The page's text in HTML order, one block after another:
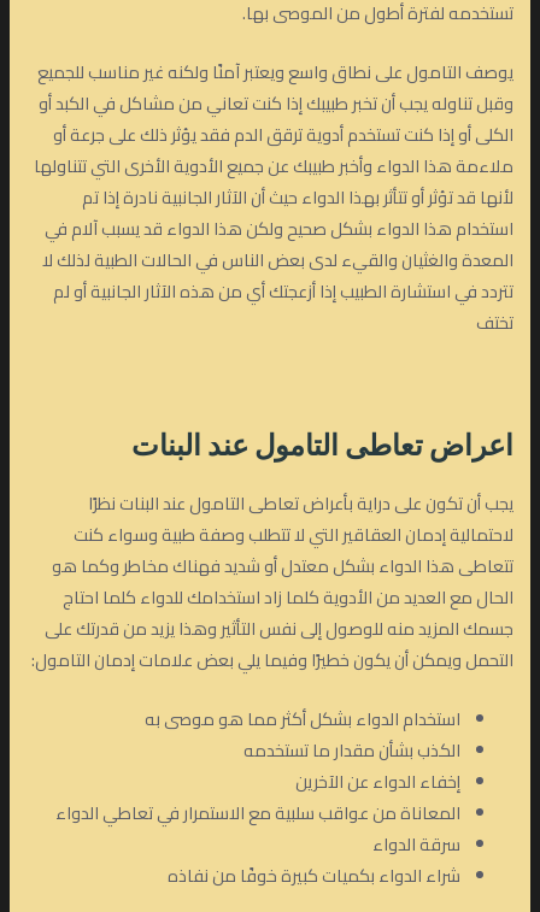
تستخدمه لفترة أطول من الموصى بها.
يوصف التامول على نطاق واسع ويعتبر آمنًا ولكنه غير مناسب للجميع
وقبل تناوله يجب أن تخبر طبيبك إذا كنت تعاني من مشاكل في الكبد أو
الكلى أو إذا كنت تستخدم أدوية ترقق الدم فقد يؤثر ذلك على جرعة أو
ملاءمة هذا الدواء وأخبر طبيبك عن جميع الأدوية الأخرى التي تتناولها
لأنها قد تؤثر أو تتأثر بهذا الدواء حيث أن الآثار الجانبية نادرة إذا تم
استخدام هذا الدواء بشكل صحيح ولكن هذا الدواء قد يسبب آلام في
المعدة والغثيان والقيء لدى بعض الناس في الحالات الطبية لذلك لا
تتردد في استشارة الطبيب إذا أزعجتك أي من هذه الآثار الجانبية أو لم
تختف
اعراض تعاطى التامول عند البنات
يجب أن تكون على دراية بأعراض تعاطى التامول عند البنات نظرًا
لاحتمالية إدمان العقاقير التي لا تتطلب وصفة طبية وسواء كنت
تتعاطى هذا الدواء بشكل معتدل أو شديد فهناك مخاطر وكما هو
الحال مع العديد من الأدوية كلما زاد استخدامك للدواء كلما احتاج
جسمك المزيد منه للوصول إلى نفس التأثير وهذا يزيد من قدرتك على
التحمل ويمكن أن يكون خطيرًا وفيما يلي بعض علامات إدمان التامول:
استخدام الدواء بشكل أكثر مما هو موصى به
الكذب بشأن مقدار ما تستخدمه
إخفاء الدواء عن الآخرين
المعاناة من عواقب سلبية مع الاستمرار في تعاطي الدواء
سرقة الدواء
شراء الدواء بكميات كبيرة خوفًا من نفاذه